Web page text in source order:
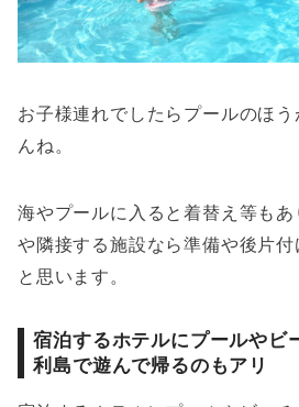
お子様連れでしたらプールのほ
んね。
海やプールに入ると着替え等も
や隣接する施設なら準備や後片
と思います。
宿泊するホテルにプールやビ
利島で遊んで帰るのもアリ